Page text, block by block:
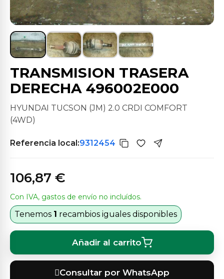
TRANSMISION TRASERA
DERECHA 496002E000
HYUNDAI TUCSON (JM) 2.0 CRDI COMFORT
(4WD)
Referencia local:9312454
106,87 €
Con IVA, gastos de envío no incluídos.
Tenemos 1 recambios iguales disponibles
Añadir al carrito
Consultar por WhatsApp